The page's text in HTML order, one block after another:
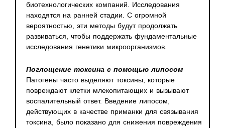
биотехнологических компаний. Исследования
находятся на ранней стадии. С огромной
вероятностью, эти методы будут продолжать
развиваться, чтобы поддержать фундаментальные
исследования генетики микроорганизмов.
Поглощение токсина с помощью липосом
Патогены часто выделяют токсины, которые
повреждают клетки млекопитающих и вызывают
воспалительный ответ. Введение липосом,
действующих в качестве приманки для связывания
токсина, было показано для снижения повреждения